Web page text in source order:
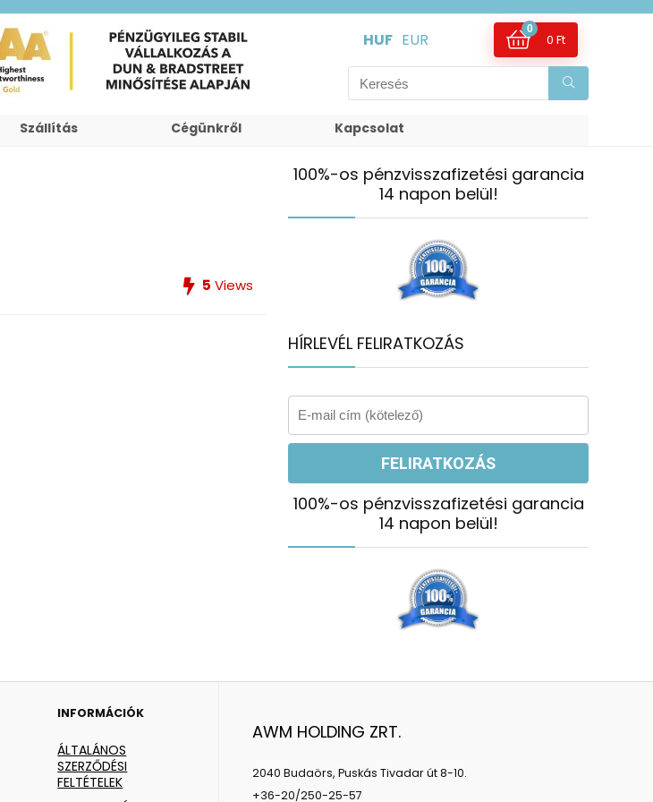
HUF EUR
0
0 Ft
Szállítás Cégünkről Kapcsolat
5 Views
100%-os pénzvisszafizetési garancia
14 napon belül!
HÍRLEVÉL FELIRATKOZÁS
100%-os pénzvisszafizetési garancia
14 napon belül!
INFORMÁCIÓK
ÁLTALÁNOS
SZERZŐDÉSI
FELTÉTELEK
AWM HOLDING ZRT.
2040 Budaörs, Puskás Tivadar út 8-10.
+36-20/250-25-57